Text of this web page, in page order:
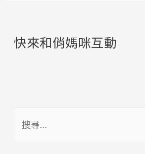
快來和俏媽咪互動